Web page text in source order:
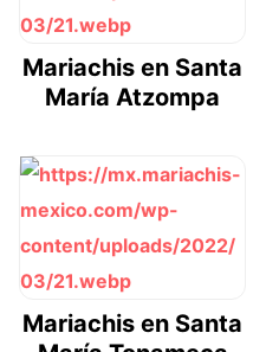
Mariachis en Santa
María Atzompa
Mariachis en Santa